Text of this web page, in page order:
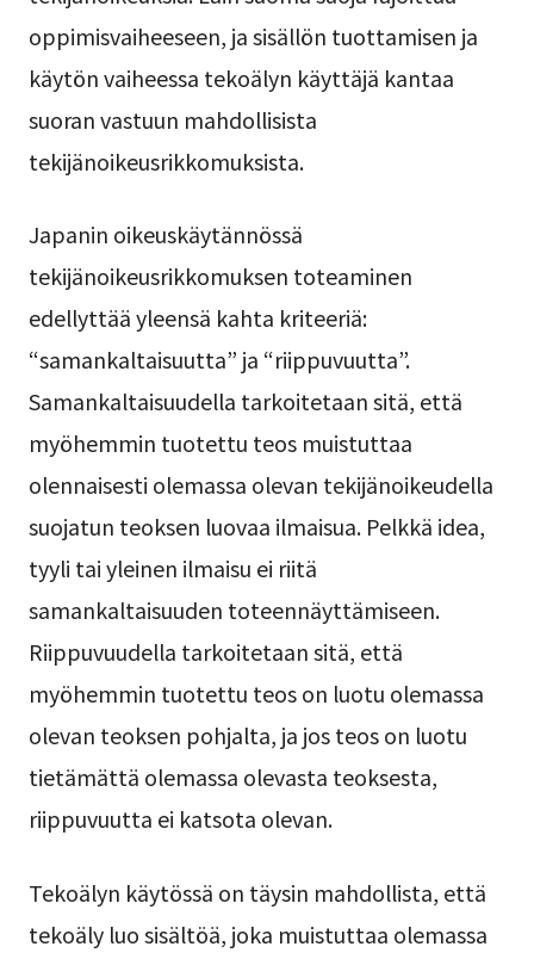
oppimisvaiheeseen, ja sisällön tuottamisen ja
käytön vaiheessa tekoälyn käyttäjä kantaa
suoran vastuun mahdollisista
tekijänoikeusrikkomuksista.
Japanin oikeuskäytännössä
tekijänoikeusrikkomuksen toteaminen
edellyttää yleensä kahta kriteeriä:
“samankaltaisuutta” ja “riippuvuutta”.
Samankaltaisuudella tarkoitetaan sitä, että
myöhemmin tuotettu teos muistuttaa
olennaisesti olemassa olevan tekijänoikeudella
suojatun teoksen luovaa ilmaisua. Pelkkä idea,
tyyli tai yleinen ilmaisu ei riitä
samankaltaisuuden toteennäyttämiseen.
Riippuvuudella tarkoitetaan sitä, että
myöhemmin tuotettu teos on luotu olemassa
olevan teoksen pohjalta, ja jos teos on luotu
tietämättä olemassa olevasta teoksesta,
riippuvuutta ei katsota olevan.
Tekoälyn käytössä on täysin mahdollista, että
tekoäly luo sisältöä, joka muistuttaa olemassa